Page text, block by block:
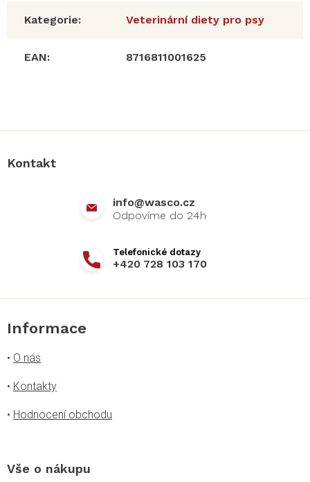
Kategorie: Veterinární diety pro psy
EAN: 8716811001625
Kontakt
info@wasco.cz
+420 728 103 170
Informace
• O nás
• Kontakty
• Hodnocení obchodu
Vše o nákupu